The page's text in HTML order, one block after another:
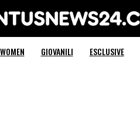
Juventus News 24
WOMEN GIOVANILI ESCLUSIVE